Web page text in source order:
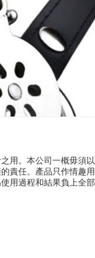
用。本公司一概毋須
責任。產品只作情趣
用過程和結果負上全
失誤負責，包括但不